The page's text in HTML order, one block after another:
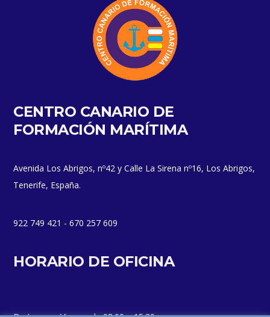
CENTRO CANARIO DE
FORMACIÓN MARÍTIMA
Avenida Los Abrigos, nº42 y Calle La Sirena nº16, Los Abrigos,
Tenerife, España.
922 749 421 - 670 257 609
HORARIO DE OFICINA